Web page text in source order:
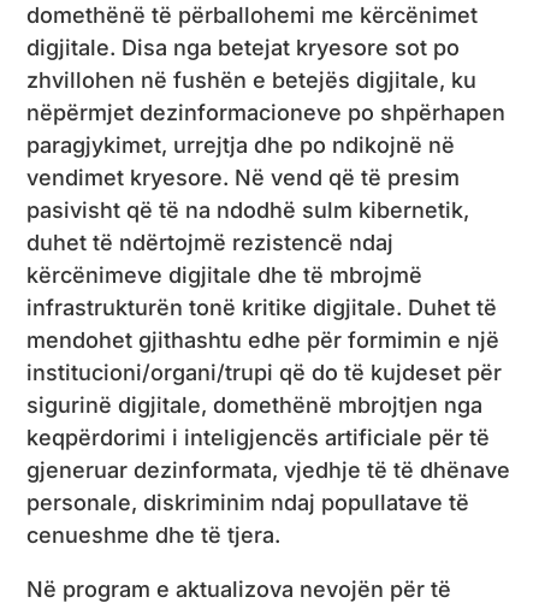
domethënë të përballohemi me kërcënimet
digjitale. Disa nga betejat kryesore sot po
zhvillohen në fushën e betejës digjitale, ku
nëpërmjet dezinformacioneve po shpërhapen
paragjykimet, urrejtja dhe po ndikojnë në
vendimet kryesore. Në vend që të presim
pasivisht që të na ndodhë sulm kibernetik,
duhet të ndërtojmë rezistencë ndaj
kërcënimeve digjitale dhe të mbrojmë
infrastrukturën tonë kritike digjitale. Duhet të
mendohet gjithashtu edhe për formimin e një
institucioni/organi/trupi që do të kujdeset për
sigurinë digjitale, domethënë mbrojtjen nga
keqpërdorimi i inteligjencës artificiale për të
gjeneruar dezinformata, vjedhje të të dhënave
personale, diskriminim ndaj popullatave të
cenueshme dhe të tjera.
Në program e aktualizova nevojën për të